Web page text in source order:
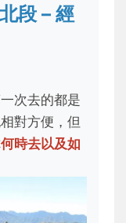
段 – 經
次去的都是
對方便，但
何時去以及如